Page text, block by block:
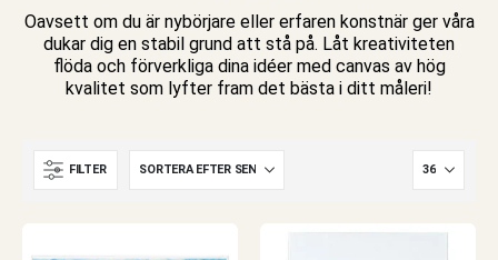
Oavsett om du är nybörjare eller erfaren konstnär ger våra
dukar dig en stabil grund att stå på. Låt kreativiteten
flöda och förverkliga dina idéer med canvas av hög
kvalitet som lyfter fram det bästa i ditt måleri!
FILTER